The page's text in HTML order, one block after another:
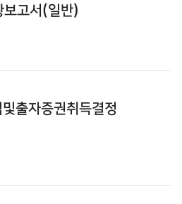
고서(일반)
출자증권취득결정